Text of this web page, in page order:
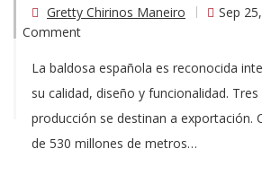
Gretty Chirinos Maneiro Sep
Comment
La baldosa española es reconocida
su calidad, diseño y funcionalidad.
producción se destinan a exportación.
de 530 millones de metros…